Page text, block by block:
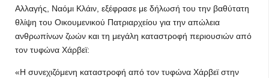
Αλλαγής, Ναόμι Κλάιν, εξέφρασε με δήλωσή του την βαθύτατη
θλίψη του Οικουμενικού Πατριαρχείου για την απώλεια
ανθρωπίνων ζωών και τη μεγάλη καταστροφή περιουσιών από
τον τυφώνα Χάρβεϊ:
«Η συνεχιζόμενη καταστροφή από τον τυφώνα Χάρβεϊ στην